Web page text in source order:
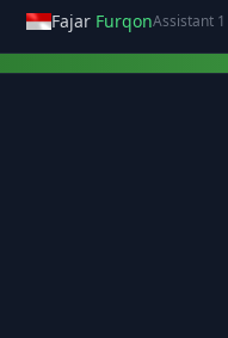
Fajar FurqonAssistant 1